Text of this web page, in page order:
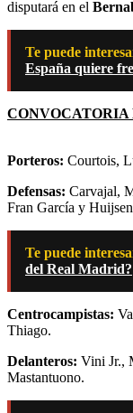
disputará en el
Te puede
España quiere
Porteros: Courtois,
Defensas: Carvajal,
Fran García y
Te puede
del Real Madrid?
Centrocampistas:
Thiago.
Delanteros: Vini Jr.,
Mastantuono.